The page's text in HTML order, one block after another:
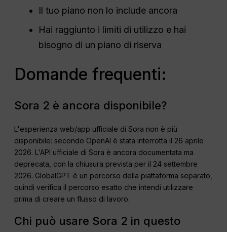
Il tuo piano non lo include ancora
Hai raggiunto i limiti di utilizzo e hai
bisogno di un piano di riserva
Domande frequenti:
Sora 2 è ancora disponibile?
L'esperienza web/app ufficiale di Sora non è più
disponibile: secondo OpenAI è stata interrotta il 26 aprile
2026. L'API ufficiale di Sora è ancora documentata ma
deprecata, con la chiusura prevista per il 24 settembre
2026. GlobalGPT è un percorso della piattaforma separato,
quindi verifica il percorso esatto che intendi utilizzare
prima di creare un flusso di lavoro.
Chi può usare Sora 2 in questo